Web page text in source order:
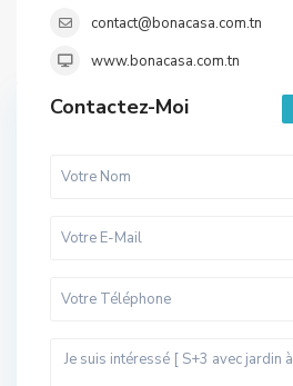
contact@bonacasa.com.tn
www.bonacasa.com.tn
Contactez-Moi